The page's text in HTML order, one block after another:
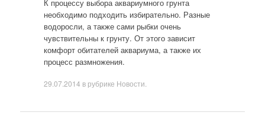
К процессу выбора аквариумного грунта
необходимо подходить избирательно. Разные
водоросли, а также сами рыбки очень
чувствительны к грунту. От этого зависит
комфорт обитателей аквариума, а также их
процесс размножения.
29.07.2014 в рубрике Новости